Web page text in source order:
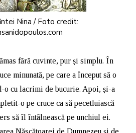
Nina / Foto credit:
fără cuvinte, pur și simplu. În
minunată, pe care a început să o
o cu lacrimi de bucurie. Apoi, și-a
o pe cruce ca să pecetluiască
să îl întâlnească pe unchiul ei.
Născătoarei de Dumnezeu și de